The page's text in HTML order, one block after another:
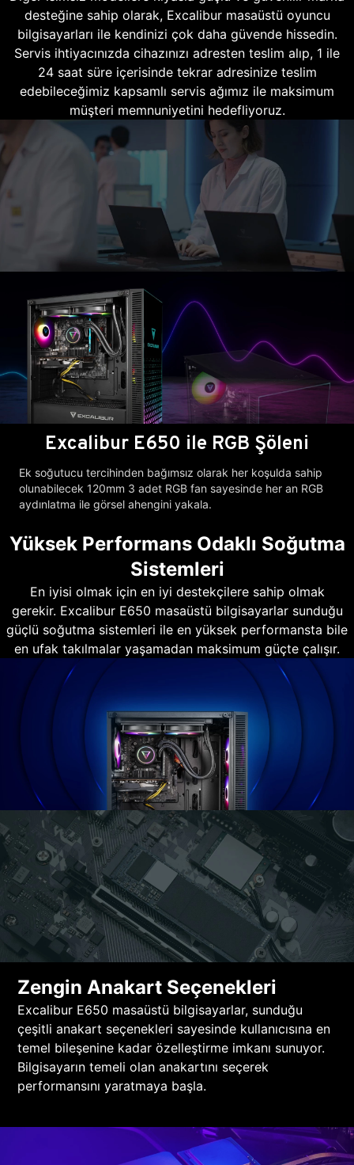
desteğine sahip olarak, Excalibur masaüstü oyuncu
bilgisayarları ile kendinizi çok daha güvende hissedin.
Servis ihtiyacınızda cihazınızı adresten teslim alıp, 1 ile
24 saat süre içerisinde tekrar adresinize teslim
edebileceğimiz kapsamlı servis ağımız ile maksimum
müşteri memnuniyetini hedefliyoruz.
Excalibur E650 ile RGB Şöleni
Ek soğutucu tercihinden bağımsız olarak her koşulda sahip
olunabilecek 120mm 3 adet RGB fan sayesinde her an RGB
aydınlatma ile görsel ahengini yakala.
Yüksek Performans Odaklı Soğutma
Sistemleri
En iyisi olmak için en iyi destekçilere sahip olmak
gerekir. Excalibur E650 masaüstü bilgisayarlar sunduğu
güçlü soğutma sistemleri ile en yüksek performansta bile
en ufak takılmalar yaşamadan maksimum güçte çalışır.
Zengin Anakart Seçenekleri
Excalibur E650 masaüstü bilgisayarlar, sunduğu
çeşitli anakart seçenekleri sayesinde kullanıcısına en
temel bileşenine kadar özelleştirme imkanı sunuyor.
Bilgisayarın temeli olan anakartını seçerek
performansını yaratmaya başla.